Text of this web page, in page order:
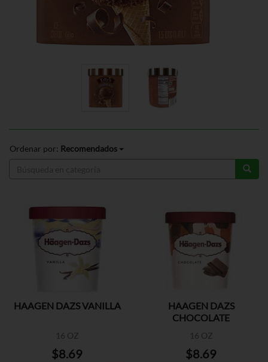
Ordenar por: Recomendados
HAAGEN DAZS VANILLA
16 OZ
$8.69
HAAGEN DAZS
CHOCOLATE
16 OZ
$8.69